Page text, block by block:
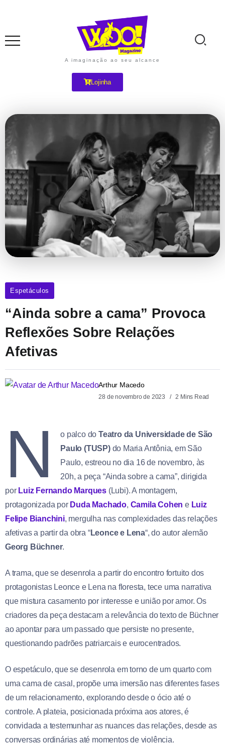
A imaginação ao seu alcance
Lojinha
Espetáculos
“Ainda sobre a cama” Provoca
Reflexões Sobre Relações
Afetivas
Arthur Macedo
28 de novembro de 2023 2 Mins Read
N o palco doTeatro da Universidade de São
Paulo (TUSP)do Maria Antônia, em São
Paulo, estreou no dia 16 de novembro, às
20h, a peça “Ainda sobre a cama”, dirigida
por Luiz Fernando Marques (Lubi). A montagem,
protagonizada por Duda Machado, Camila Cohen e Luiz
Felipe Bianchini, mergulha nas complexidades das relações
afetivas a partir da obra “Leonce e Lena“, do autor alemão
Georg Büchner.
A trama, que se desenrola a partir do encontro fortuito dos
protagonistas Leonce e Lena na floresta, tece uma narrativa
que mistura casamento por interesse e união por amor. Os
criadores da peça destacam a relevância do texto de Büchner
ao apontar para um passado que persiste no presente,
questionando padrões patriarcais e eurocentrados.
O espetáculo, que se desenrola em torno de um quarto com
uma cama de casal, propõe uma imersão nas diferentes fases
de um relacionamento, explorando desde o ócio até o
controle. A plateia, posicionada próxima aos atores, é
convidada a testemunhar as nuances das relações, desde as
conversas ordinárias até momentos de violência.